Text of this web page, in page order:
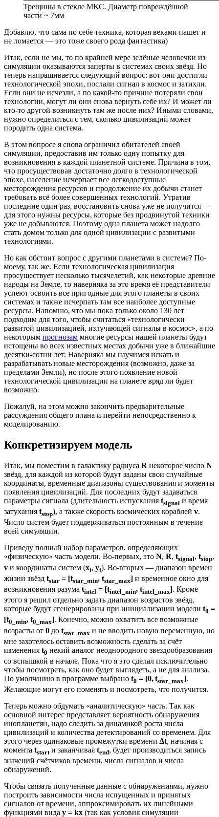
Трещины в стекле МКС. Диаметр повреждённой
части ~ 7мм
Добавлю, что сама по себе техника, которая веками пашет и
не ломается — это тоже своего рода фантастика)
Итак, если не мы, то по крайней мере зелёные человечки из
симуляции оказываются заперты в системах своих звёзд. Но
теперь напрашивается следующий вопрос: вот они достигли
технологической эпохи, послали сигнал в космос и затихли.
Если они не исчезли, а по какой-то причине потеряли свои
технологии, могут ли они снова вернуть себе их? И может ли
кто-то другой возникнуть там же после них? Иными словами,
нужно определиться с тем, сколько цивилизаций может
породить одна система.
В этом вопросе я снова ограничил обитателей своей
симуляции, предоставив им только одну попытку для
возникновения в каждой планетной системе. Причина в том,
что просуществовав достаточно долго в технологической
эпохе, население исчерпает все легкодоступные
месторождения ресурсов и продолжение их добычи станет
требовать всё более совершенных технологий. Утратив
последние один раз, восстановить снова уже не получится —
для этого нужны ресурсы, которые без продвинутой техники
уже не добываются. Поэтому одна планета может надолго
стать домом только для одной цивилизации с развитыми
технологиями.
Но как обстоит вопрос с другими планетами в системе? По-
моему, так же. Если технологическая цивилизация
просуществует несколько тысячелетий, как некоторые древние
народы на Земле, то наверняка за это время её представители
успеют освоить все пригодные для этого планеты в своих
системах и также исчерпать там все наиболее доступные
ресурсы. Напомню, что мы пока только около 130 лет
подходим для того, чтобы считаться «технологически
развитой цивилизацией, излучающей сигналы в космос», а по
некоторым прогнозам многие ресурсы нашей планеты будут
истощены во всех известных местах добычи уже в ближайшие
десятки-сотни лет. Наверняка мы научимся искать и
разрабатывать новые месторождения (возможно, даже за
пределами Земли), но после этого появление новой
технологической цивилизации на планете вряд ли будет
возможно.
Пожалуй, на этом можно закончить предварительные
рассуждения общего плана и перейти непосредственно к
моделированию.
Конкретизируем модель
Итак, мы поместим в галактику радиуса R некоторое число N
звёзд, для каждой из которой будут заданы свои случайные
координаты, временные диапазоны существования и моменты
появления цивилизаций. Для последних будут задаваться
параметры сигнала (длительность испускания tsignal и время
затухания tstop), а также скорость космических кораблей v.
Число систем будет поддерживаться постоянным в течение
всей симуляции.
Приведу полный набор параметров, определяющих
«физическую» часть модели. Во-первых, это N, R, tsignal, tstop,
v и координаты систем (xi, yi). Во-вторых — диапазон времен
жизни звёзд tstar = [tstar_min, tstar_max] и временное окно для
возникновения разума tintel = [tintel_min, tintel_max]. Кроме
этого я решил отдельно задать диапазон возрастов звёзд,
которые будут сгенерированы при инициализации модели t0 =
[t0_min, t0_max]. Конечно, можно охватить все возможные
возрасты от 0 до tstar_max и не вводить новую переменную, но
мне захотелось оставить возможность сделать за счёт
изменения t0 некий аналог неоднородного звездообразования
со вспышкой в начале. Пока что я это сделал исключительно
чтобы посмотреть, как оно будет выглядеть, а не для анализа.
По умолчанию в программе выбрано t0 = [0,tstar_max].
Желающие могут его поменять и посмотреть, что получится.
Теперь можно обдумать «аналитическую» часть. Так как
основной интерес представляет вероятность обнаружения
инопланетян, надо следить за динамикой роста числа
цивилизаций и количества детектирований со временем. Для
этого через одинаковые промежутки времени Δt, начиная с
момента tstart и заканчивая tend, будет производиться запись
значений счётчиков времени, числа сигналов и числа
обнаружений.
Чтобы связать полученные данные с обнаружениями, нужно
построить зависимости числа испущенных и принятых
сигналов от времени, аппроксимировать их линейными
функциями вида y = kx (так как условия симуляции